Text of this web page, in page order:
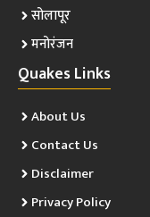
सोलापूर
मनोरंजन
Quakes Links
About Us
Contact Us
Disclaimer
Privacy Policy